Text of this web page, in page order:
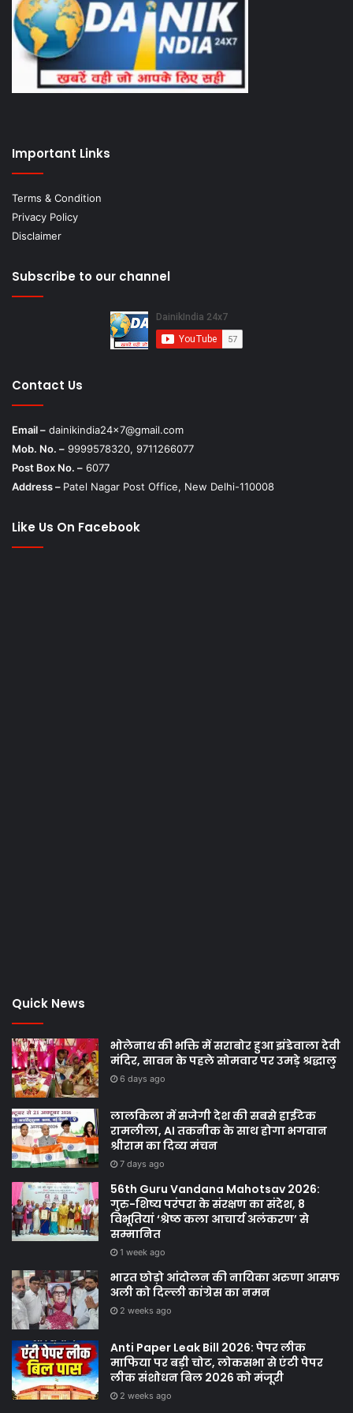
Important Links
Terms & Condition
Privacy Policy
Disclaimer
Subscribe to our channel
Contact Us
Email – dainikindia24x7@gmail.com
Mob. No. – 9999578320, 9711266077
Post Box No. – 6077
Address – Patel Nagar Post Office, New Delhi-110008
Like Us On Facebook
Quick News
भोलेनाथ की भक्ति में सराबोर हुआ झंडेवाला देवी
मंदिर, सावन के पहले सोमवार पर उमड़े श्रद्धालु
6 days ago
लालकिला में सजेगी देश की सबसे हाईटेक
रामलीला, AI तकनीक के साथ होगा भगवान
श्रीराम का दिव्य मंचन
7 days ago
56th Guru Vandana Mahotsav 2026:
गुरु-शिष्य परंपरा के संरक्षण का संदेश, 8
विभूतियां ‘श्रेष्ठ कला आचार्य अलंकरण’ से
सम्मानित
1 week ago
भारत छोड़ो आंदोलन की नायिका अरुणा आसफ
अली को दिल्ली कांग्रेस का नमन
2 weeks ago
Anti Paper Leak Bill 2026: पेपर लीक
माफिया पर बड़ी चोट, लोकसभा से एंटी पेपर
लीक संशोधन बिल 2026 को मंजूरी
2 weeks ago